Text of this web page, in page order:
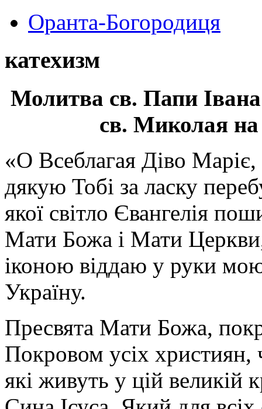
Оранта-Богородиця
катехизм
Молитва св. Папи
св. Миколая на
«О Всеблагая Діво
дякую Тобі за ласку
якої світло Євангелія
Мати Божа і Мати
іконою віддаю у руки
Україну.
Пресвята Мати Божа,
Покровом усіх християн,
які живуть у цій великій